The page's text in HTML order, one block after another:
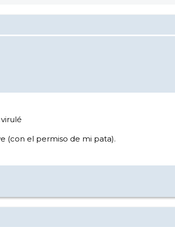
(con el permiso de mi pata).